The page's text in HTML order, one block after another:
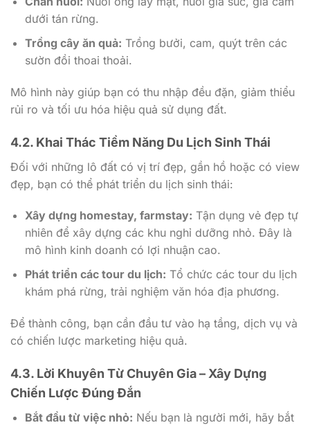
dưới tán rừng.
Trồng cây ăn quả: Trồng bưởi, cam, quýt trên các
sườn đồi thoai thoải.
Mô hình này giúp bạn có thu nhập đều đặn, giảm thiểu
rủi ro và tối ưu hóa hiệu quả sử dụng đất.
4.2. Khai Thác Tiềm Năng Du Lịch Sinh Thái
Đối với những lô đất có vị trí đẹp, gần hồ hoặc có view
đẹp, bạn có thể phát triển du lịch sinh thái:
Xây dựng homestay, farmstay: Tận dụng vẻ đẹp tự
nhiên để xây dựng các khu nghỉ dưỡng nhỏ. Đây là
mô hình kinh doanh có lợi nhuận cao.
Phát triển các tour du lịch: Tổ chức các tour du lịch
khám phá rừng, trải nghiệm văn hóa địa phương.
Để thành công, bạn cần đầu tư vào hạ tầng, dịch vụ và
có chiến lược marketing hiệu quả.
4.3. Lời Khuyên Từ Chuyên Gia – Xây Dựng
Chiến Lược Đúng Đắn
Bắt đầu từ việc nhỏ: Nếu bạn là người mới, hãy bắt